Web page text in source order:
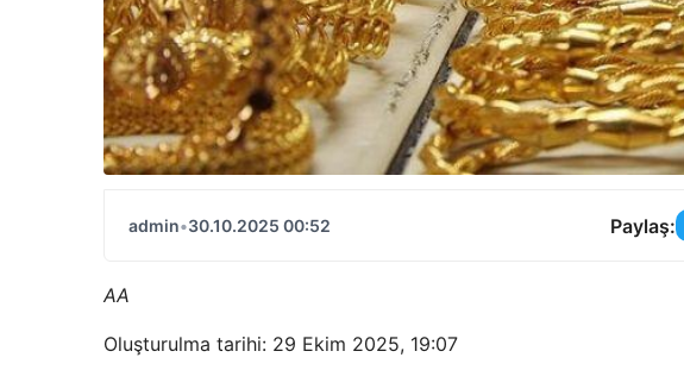
admin•30.10.2025 00:52 Paylaş:
AA
Oluşturulma tarihi: 29 Ekim 2025, 19:07